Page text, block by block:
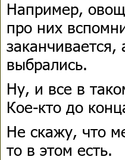
Например,
про них
выбрались.
Ну, и все в
Кое-кто до
Не скажу, что
то в этом есть.